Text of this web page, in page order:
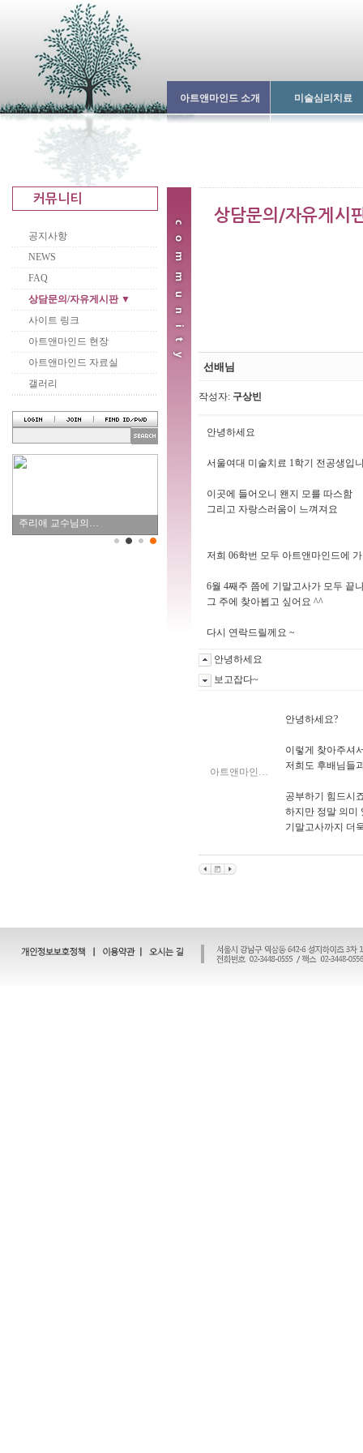
아트앤마인드 소개 미술심리치료
공지사항
NEWS
FAQ
상담문의/자유게시판 ▼
사이트 링크
아트앤마인드 현장
아트앤마인드 자료실
갤러리
주리애 교수님의…
선배님
작성자: 구상빈
안녕하세요
서울여대 미술치료 1학기 전공생입
이곳에 들어오니 왠지 모를 따스함
그리고 자랑스러움이 느껴져요
저희 06학번 모두 아트앤마인드에
6월 4째주 쯤에 기말고사가 모두 끝
그 주에 찾아뵙고 싶어요 ^^
다시 연락드릴께요 ~
안녕하세요
보고잡다~
아트앤마인…
안녕하세요?
이렇게 찾아주셔
저희도 후배님들
공부하기 힘드시
하지만 정말 의미
기말고사까지 더